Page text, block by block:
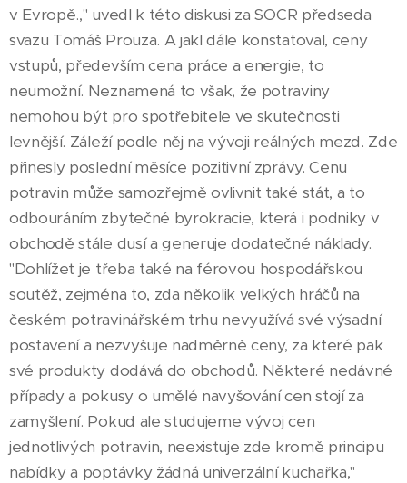
v Evropě.," uvedl k této diskusi za SOCR předseda
svazu Tomáš Prouza. A jakl dále konstatoval, ceny
vstupů, především cena práce a energie, to
neumožní. Neznamená to však, že potraviny
nemohou být pro spotřebitele ve skutečnosti
levnější. Záleží podle něj na vývoji reálných mezd. Zde
přinesly poslední měsíce pozitivní zprávy. Cenu
potravin může samozřejmě ovlivnit také stát, a to
odbouráním zbytečné byrokracie, která i podniky v
obchodě stále dusí a generuje dodatečné náklady.
"Dohlížet je třeba také na férovou hospodářskou
soutěž, zejména to, zda několik velkých hráčů na
českém potravinářském trhu nevyužívá své výsadní
postavení a nezvyšuje nadměrně ceny, za které pak
své produkty dodává do obchodů. Některé nedávné
případy a pokusy o umělé navyšování cen stojí za
zamyšlení. Pokud ale studujeme vývoj cen
jednotlivých potravin, neexistuje zde kromě principu
nabídky a poptávky žádná univerzální kuchařka,"